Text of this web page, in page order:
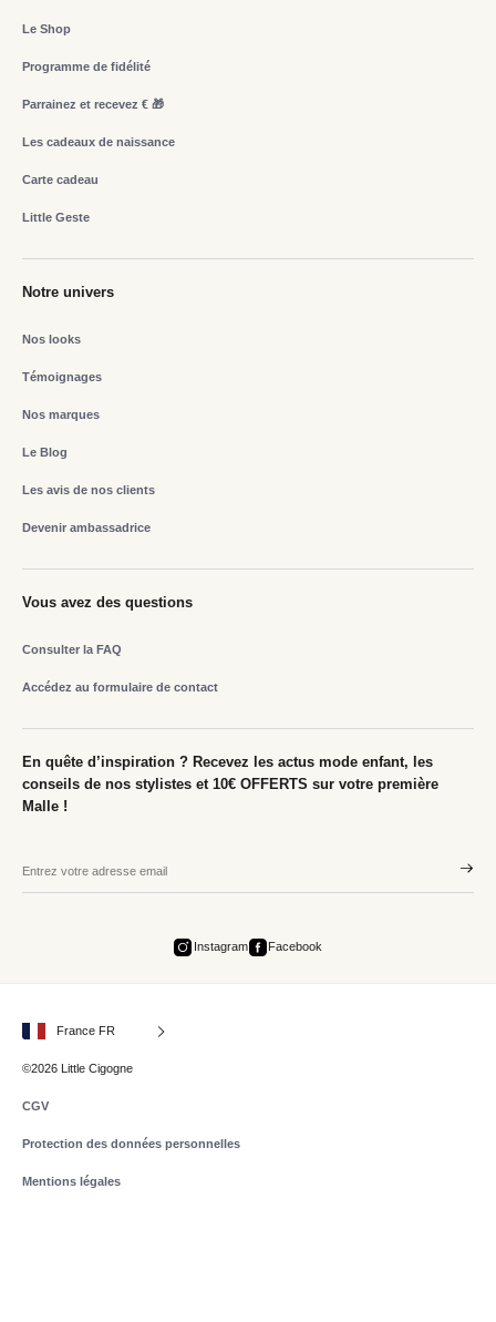
Le Shop
Programme de fidélité
Parrainez et recevez € 🎁
Les cadeaux de naissance
Carte cadeau
Little Geste
Notre univers
Nos looks
Témoignages
Nos marques
Le Blog
Les avis de nos clients
Devenir ambassadrice
Vous avez des questions
Consulter la FAQ
Accédez au formulaire de contact
En quête d’inspiration ? Recevez les actus mode enfant, les
conseils de nos stylistes et 10€ OFFERTS sur votre première
Malle !
Instagram Facebook
France FR
©2026 Little Cigogne
CGV
Protection des données personnelles
Mentions légales